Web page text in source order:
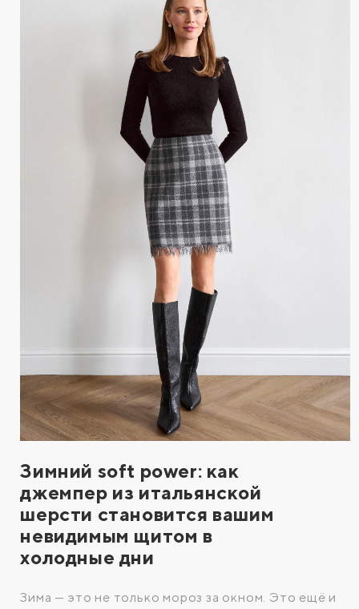
Зимний soft power: как
джемпер из итальянской
шерсти становится вашим
невидимым щитом в
холодные дни
Зима — это не только мороз за окном. Это ещё и